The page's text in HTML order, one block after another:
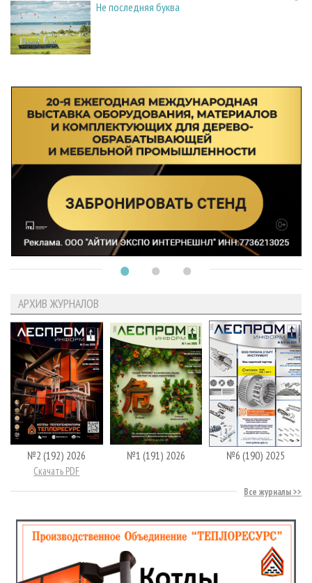
Не последняя буква
АРХИВ ЖУРНАЛОВ
№2 (192) 2026
Скачать PDF
№1 (191) 2026 №6 (190) 2025
Все журналы